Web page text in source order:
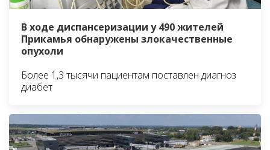
В ходе диспансеризации у 490 жителей
Прикамья обнаружены злокачественные
опухоли
Более 1,3 тысячи пациентам поставлен диагноз
диабет